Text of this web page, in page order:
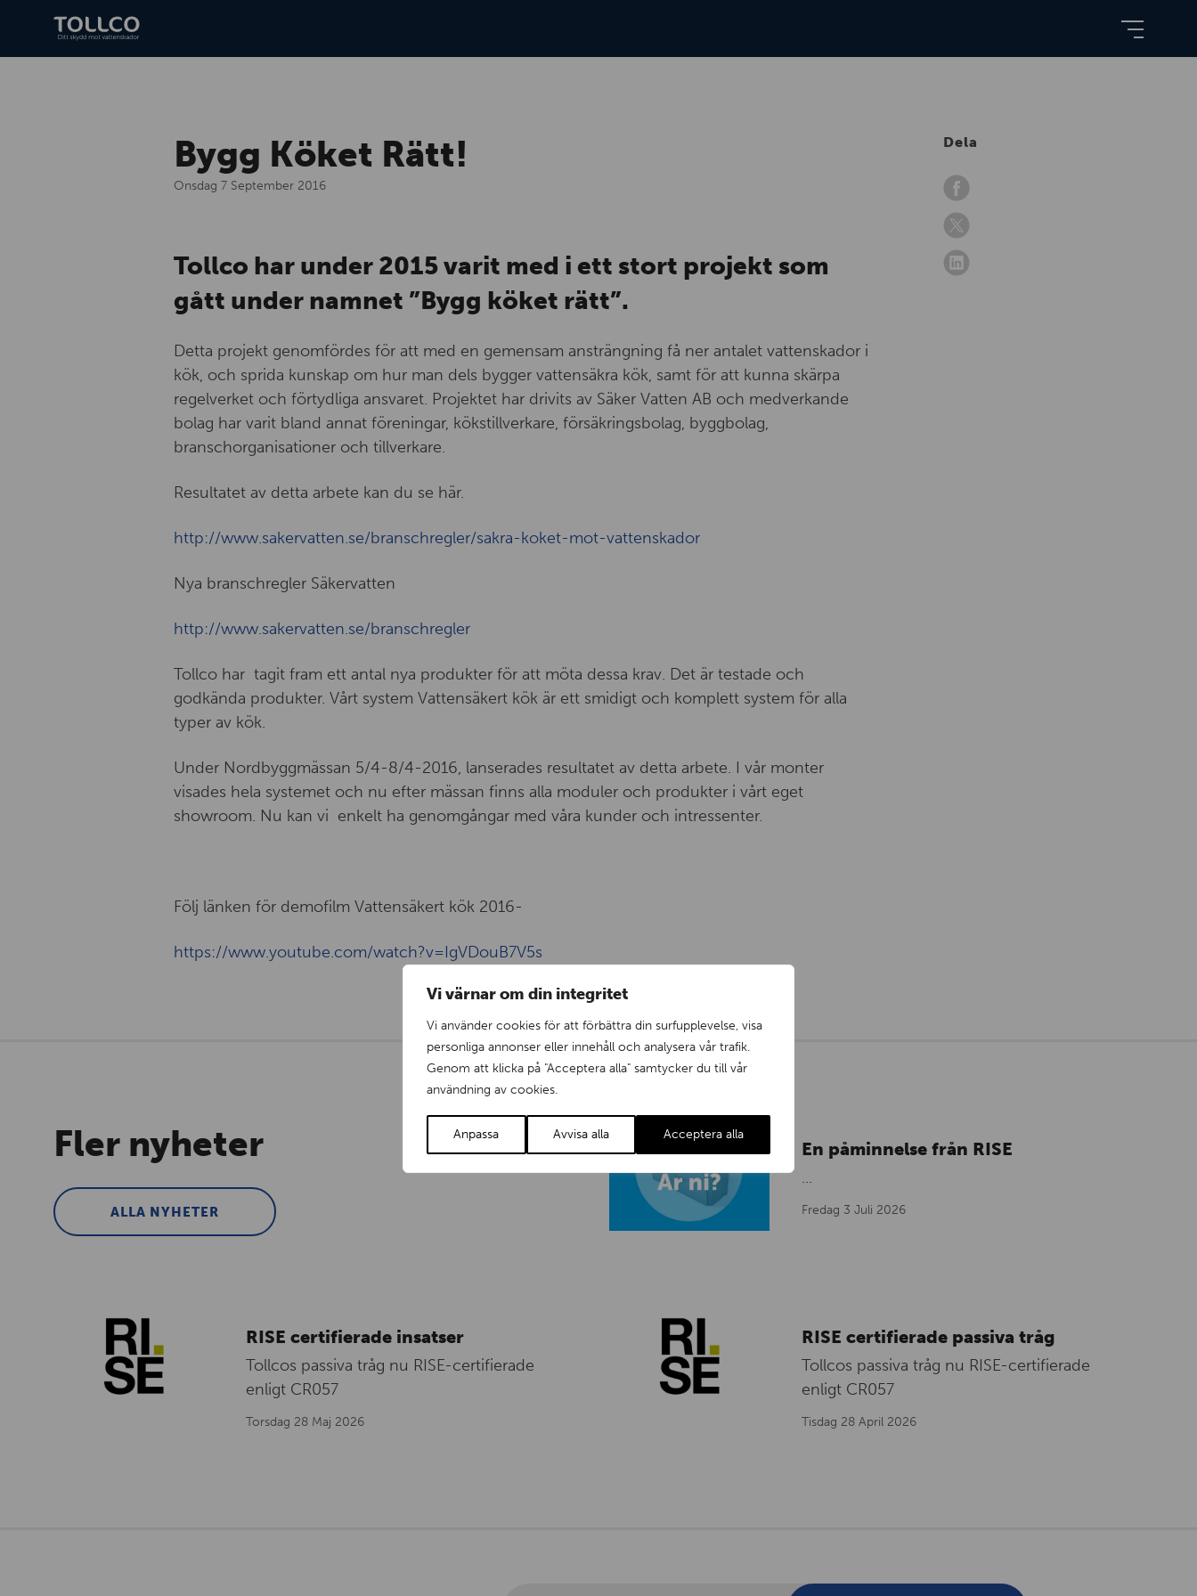
Vi värnar om din integritet
Vi använder cookies för att förbättra din surfupplevelse, visa
personliga annonser eller innehåll och analysera vår trafik.
Genom att klicka på "Acceptera alla" samtycker du till vår
användning av cookies.
Anpassa Avvisa alla Acceptera alla
Dela
Bygg Köket Rätt!
Onsdag 7 September 2016
Tollco har under 2015 varit med i ett stort projekt som
gått under namnet ”Bygg köket rätt”.
Detta projekt genomfördes för att med en gemensam ansträngning få ner antalet vattenskador i
kök, och sprida kunskap om hur man dels bygger vattensäkra kök, samt för att kunna skärpa
regelverket och förtydliga ansvaret. Projektet har drivits av Säker Vatten AB och medverkande
bolag har varit bland annat föreningar, kökstillverkare, försäkringsbolag, byggbolag,
branschorganisationer och tillverkare.
Resultatet av detta arbete kan du se här.
http://www.sakervatten.se/branschregler/sakra-koket-mot-vattenskador
Nya branschregler Säkervatten
http://www.sakervatten.se/branschregler
Tollco har tagit fram ett antal nya produkter för att möta dessa krav. Det är testade och
godkända produkter. Vårt system Vattensäkert kök är ett smidigt och komplett system för alla
typer av kök.
Under Nordbyggmässan 5/4-8/4-2016, lanserades resultatet av detta arbete. I vår monter
visades hela systemet och nu efter mässan finns alla moduler och produkter i vårt eget
showroom. Nu kan vi enkelt ha genomgångar med våra kunder och intressenter.
Följ länken för demofilm Vattensäkert kök 2016-
https://www.youtube.com/watch?v=IgVDouB7V5s
Fler nyheter
ALLA NYHETER
En påminnelse från RISE
...
Fredag 3 Juli 2026
RISE certifierade insatser
Tollcos passiva tråg nu RISE-certifierade
enligt CR057
Torsdag 28 Maj 2026
RISE certifierade passiva tråg
Tollcos passiva tråg nu RISE-certifierade
enligt CR057
Tisdag 28 April 2026